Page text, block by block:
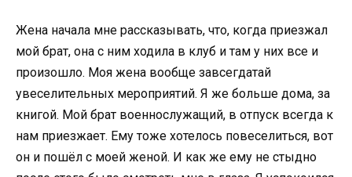
Жена начала мне рассказывать, что, когда приезжал
мой брат, она с ним ходила в клуб и там у них все и
произошло. Моя жена вообще завсегдатай
увеселительных мероприятий. Я же больше дома, за
книгой. Мой брат военнослужащий, в отпуск всегда к
нам приезжает. Ему тоже хотелось повеселиться, вот
он и пошёл с моей женой. И как же ему не стыдно